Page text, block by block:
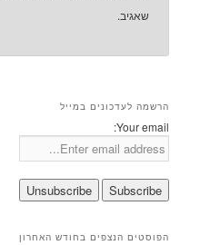
שאגיב.
הרשמה לעדכונים במייל
Your email:
הפוסטים הנצפים בחודש האחרון